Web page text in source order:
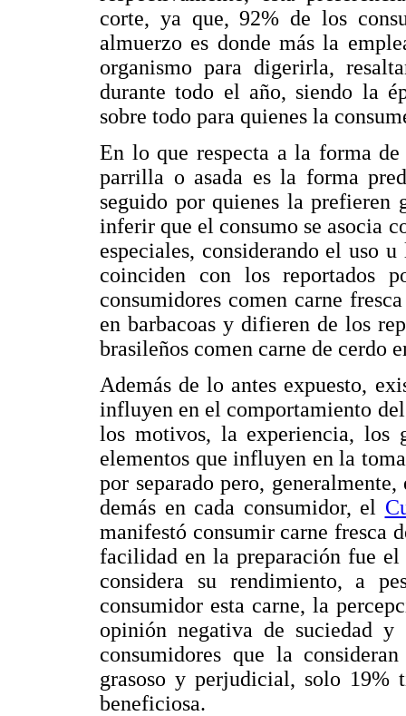
corte, ya que, 92% de los
almuerzo es donde más la
organismo para digerirla,
durante todo el año, siendo la
sobre todo para quienes la
En lo que respecta a la forma
parrilla o asada es la forma
seguido por quienes la prefieren
inferir que el consumo se asocia
especiales, considerando el uso
coinciden con los reportados
consumidores comen carne
en barbacoas y difieren de los
brasileños comen carne de cerdo
Además de lo antes expuesto,
influyen en el comportamiento
los motivos, la experiencia, los
elementos que influyen en la
por separado pero,
demás en cada consumidor, el
manifestó consumir carne fresca
facilidad en la preparación fue
considera su rendimiento, a
consumidor esta carne, la
opinión negativa de suciedad
consumidores que la
grasoso y perjudicial, solo 19%
beneficiosa.